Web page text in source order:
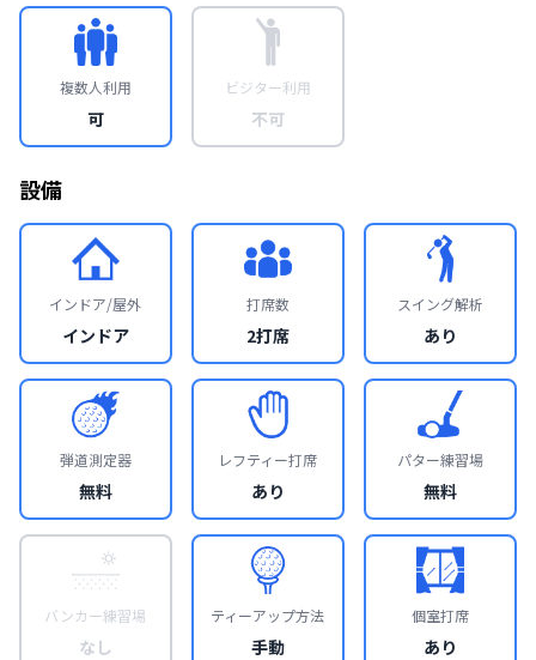
複数人利用
可
ビジター利用
不可
設備
インドア/屋外
インドア
打席数
2打席
スイング解析
あり
弾道測定器
無料
レフティー打席
あり
パター練習場
無料
バンカー練習場
なし
ティーアップ方法
手動
個室打席
あり